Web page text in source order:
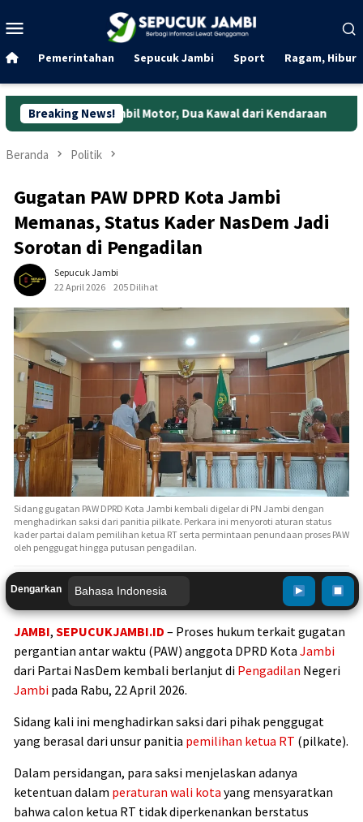
ke
Mobile
Pemerintahan Sepucuk Jambi Sport Ragam,
Breaking News!
Motor, Dua Kawal dari Kendaraan Rekaman
Beranda Politik
Gugatan PAW DPRD Kota Jambi
Memanas, Status Kader NasDem Jadi
Sorotan di Pengadilan
Sepucuk Jambi
22 April 2026
205 Dilihat
Sidang gugatan PAW DPRD Kota Jambi kembali digelar di PN Jambi dengan
menghadirkan saksi dari panitia pilkate. Perkara ini menyoroti aturan status
kader partai dalam pemilihan ketua RT serta permintaan penundaan proses PAW
oleh penggugat hingga putusan pengadilan.
Dengarkan
JAMBI, SEPUCUKJAMBI.ID – Proses hukum terkait gugatan
pergantian antar waktu (PAW) anggota DPRD Kota Jambi
dari Partai NasDem kembali berlanjut di Pengadilan Negeri
Jambi pada Rabu, 22 April 2026.
Sidang kali ini menghadirkan saksi dari pihak penggugat
yang berasal dari unsur panitia pemilihan ketua RT (pilkate).
Dalam persidangan, para saksi menjelaskan adanya
ketentuan dalam peraturan wali kota yang mensyaratkan
bahwa calon ketua RT tidak diperkenankan berstatus